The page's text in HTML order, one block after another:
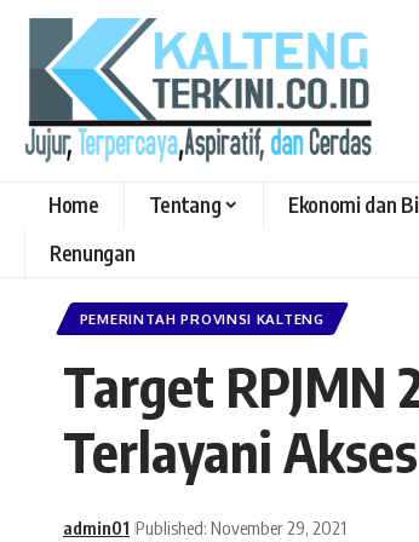
Home Tentang Ekonomi dan
Renungan
PEMERINTAH PROVINSI KALTENG
Target RPJMN
Terlayani
admin01 Published: November 29, 2021